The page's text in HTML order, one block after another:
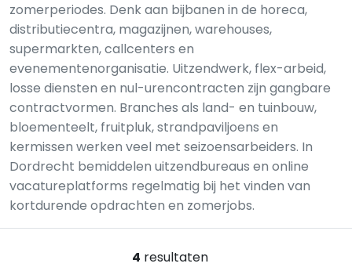
zomerperiodes. Denk aan bijbanen in de horeca,
distributiecentra, magazijnen, warehouses,
supermarkten, callcenters en
evenementenorganisatie. Uitzendwerk, flex-arbeid,
losse diensten en nul-urencontracten zijn gangbare
contractvormen. Branches als land- en tuinbouw,
bloementeelt, fruitpluk, strandpaviljoens en
kermissen werken veel met seizoensarbeiders. In
Dordrecht bemiddelen uitzendbureaus en online
vacatureplatforms regelmatig bij het vinden van
kortdurende opdrachten en zomerjobs.
4 resultaten